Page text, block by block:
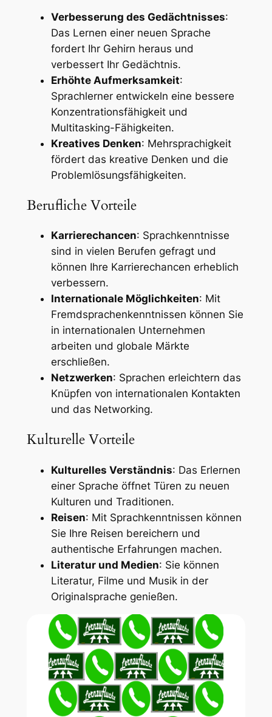
Verbesserung des Gedächtnisses:
Das Lernen einer neuen Sprache
fordert Ihr Gehirn heraus und
verbessert Ihr Gedächtnis.
Erhöhte Aufmerksamkeit:
Sprachlerner entwickeln eine bessere
Konzentrationsfähigkeit und
Multitasking-Fähigkeiten.
Kreatives Denken: Mehrsprachigkeit
fördert das kreative Denken und die
Problemlösungsfähigkeiten.
Berufliche Vorteile
Karrierechancen: Sprachkenntnisse
sind in vielen Berufen gefragt und
können Ihre Karrierechancen erheblich
verbessern.
Internationale Möglichkeiten: Mit
Fremdsprachenkenntnissen können Sie
in internationalen Unternehmen
arbeiten und globale Märkte
erschließen.
Netzwerken: Sprachen erleichtern das
Knüpfen von internationalen Kontakten
und das Networking.
Kulturelle Vorteile
Kulturelles Verständnis: Das Erlernen
einer Sprache öffnet Türen zu neuen
Kulturen und Traditionen.
Reisen: Mit Sprachkenntnissen können
Sie Ihre Reisen bereichern und
authentische Erfahrungen machen.
Literatur und Medien: Sie können
Literatur, Filme und Musik in der
Originalsprache genießen.